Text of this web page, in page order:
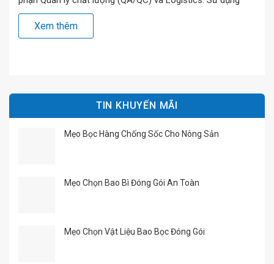
màng xốp kém chất lượng không chỉ làm gia tăng tỷ lệ
hàng lỗi mà còn ảnh hưởng trực tiếp đến […]
Xem thêm
TIN KHUYẾN MÃI
Mẹo Bọc Hàng Chống Sốc Cho Nông Sản
Mẹo Chọn Bao Bì Đóng Gói An Toàn
Mẹo Chọn Vật Liệu Bao Bọc Đóng Gói